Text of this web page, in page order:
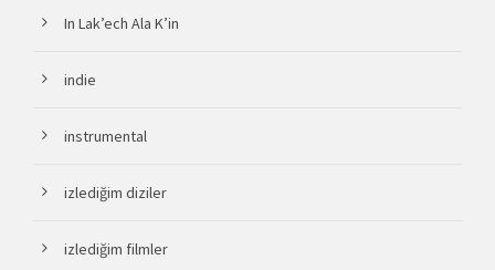
In Lak’ech Ala K’in
indie
instrumental
izlediğim diziler
izlediğim filmler